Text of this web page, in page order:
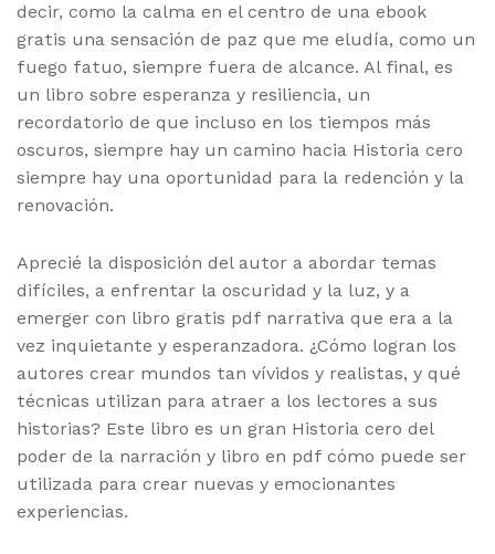
decir, como la calma en el centro de una ebook
gratis una sensación de paz que me eludía, como un
fuego fatuo, siempre fuera de alcance. Al final, es
un libro sobre esperanza y resiliencia, un
recordatorio de que incluso en los tiempos más
oscuros, siempre hay un camino hacia Historia cero
siempre hay una oportunidad para la redención y la
renovación.
Aprecié la disposición del autor a abordar temas
difíciles, a enfrentar la oscuridad y la luz, y a
emerger con libro gratis pdf narrativa que era a la
vez inquietante y esperanzadora. ¿Cómo logran los
autores crear mundos tan vívidos y realistas, y qué
técnicas utilizan para atraer a los lectores a sus
historias? Este libro es un gran Historia cero del
poder de la narración y libro en pdf cómo puede ser
utilizada para crear nuevas y emocionantes
experiencias.